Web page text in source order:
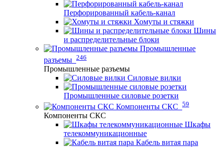
Перфорированный кабель-канал
Хомуты и стяжки
Шины
и распределительные блоки
Промышленные
разъемы 246
Промышленные разъемы
Силовые вилки
Промышленные силовые розетки
Компоненты СКС 59
Компоненты СКС
Шкафы
телекоммуникационные
Кабель витая пара